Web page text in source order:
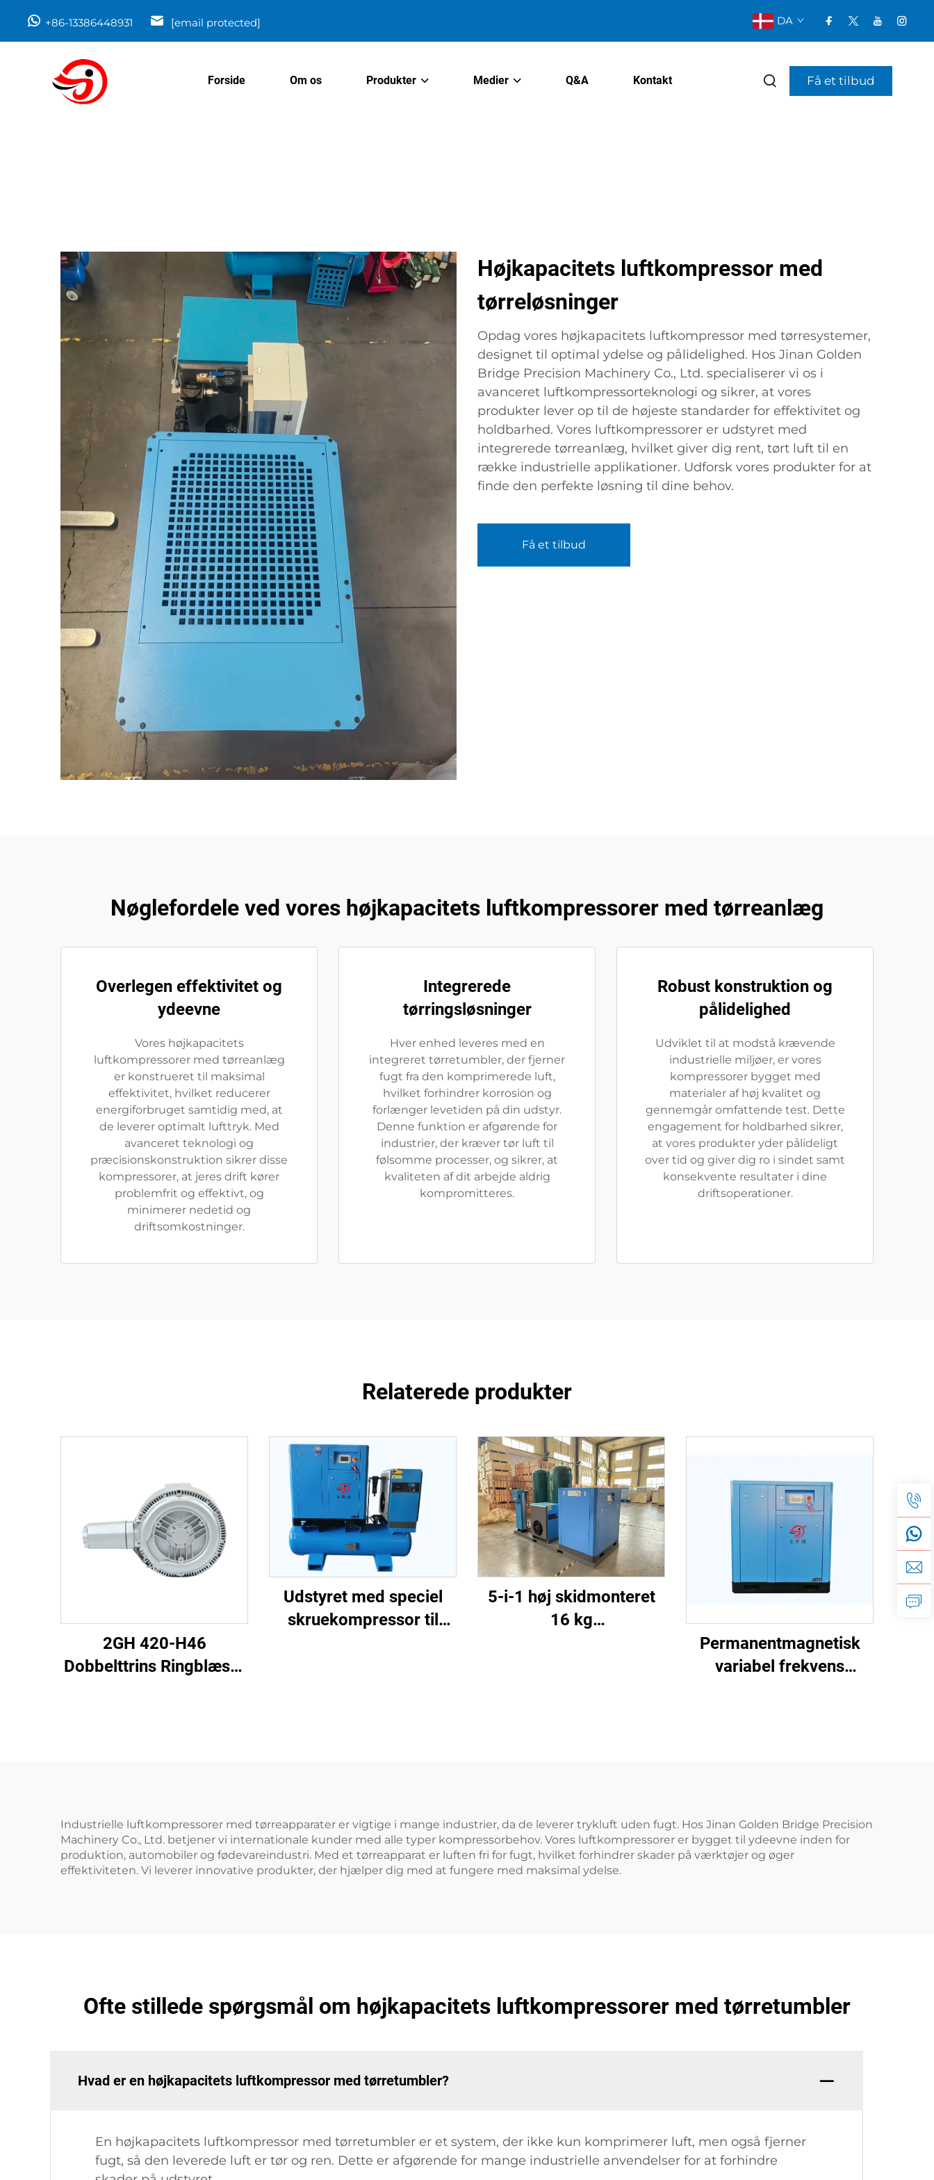
+86-13386448931 [email protected] DA
Forside Om os Produkter Medier Q&A Kontakt Få et tilbud
Højkapacitets luftkompressor med
tørreløsninger
Opdag vores højkapacitets luftkompressor med tørresystemer,
designet til optimal ydelse og pålidelighed. Hos Jinan Golden
Bridge Precision Machinery Co., Ltd. specialiserer vi os i
avanceret luftkompressorteknologi og sikrer, at vores
produkter lever op til de højeste standarder for effektivitet og
holdbarhed. Vores luftkompressorer er udstyret med
integrerede tørreanlæg, hvilket giver dig rent, tørt luft til en
række industrielle applikationer. Udforsk vores produkter for at
finde den perfekte løsning til dine behov.
Få et tilbud
Nøglefordele ved vores højkapacitets luftkompressorer med tørreanlæg
Overlegen effektivitet og
ydeevne
Vores højkapacitets
luftkompressorer med tørreanlæg
er konstrueret til maksimal
effektivitet, hvilket reducerer
energiforbruget samtidig med, at
de leverer optimalt lufttryk. Med
avanceret teknologi og
præcisionskonstruktion sikrer disse
kompressorer, at jeres drift kører
problemfrit og effektivt, og
minimerer nedetid og
driftsomkostninger.
Integrerede
tørringsløsninger
Hver enhed leveres med en
integreret tørretumbler, der fjerner
fugt fra den komprimerede luft,
hvilket forhindrer korrosion og
forlænger levetiden på din udstyr.
Denne funktion er afgørende for
industrier, der kræver tør luft til
følsomme processer, og sikrer, at
kvaliteten af dit arbejde aldrig
kompromitteres.
Robust konstruktion og
pålidelighed
Udviklet til at modstå krævende
industrielle miljøer, er vores
kompressorer bygget med
materialer af høj kvalitet og
gennemgår omfattende test. Dette
engagement for holdbarhed sikrer,
at vores produkter yder pålideligt
over tid og giver dig ro i sindet samt
konsekvente resultater i dine
driftsoperationer.
Relaterede produkter
2GH 420-H46
Dobbelttrins Ringblæser
Udstyret med speciel
skruekompressor til
5-i-1 høj skidmonteret
16 kg
Permanentmagnetisk
variabel frekvens
Industrielle luftkompressorer med tørreapparater er vigtige i mange industrier, da de leverer trykluft uden fugt. Hos Jinan Golden Bridge Precision
Machinery Co., Ltd. betjener vi internationale kunder med alle typer kompressorbehov. Vores luftkompressorer er bygget til ydeevne inden for
produktion, automobiler og fødevareindustri. Med et tørreapparat er luften fri for fugt, hvilket forhindrer skader på værktøjer og øger
effektiviteten. Vi leverer innovative produkter, der hjælper dig med at fungere med maksimal ydelse.
Ofte stillede spørgsmål om højkapacitets luftkompressorer med tørretumbler
Hvad er en højkapacitets luftkompressor med tørretumbler?
En højkapacitets luftkompressor med tørretumbler er et system, der ikke kun komprimerer luft, men også fjerner
fugt, så den leverede luft er tør og ren. Dette er afgørende for mange industrielle anvendelser for at forhindre